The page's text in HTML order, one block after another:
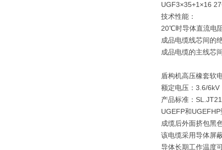
UGF3×35+1×16
技术性能：
20℃时导体直流电
成品电缆线芯间的
成品电缆的主线芯
盾构机高压橡套软
额定电压：3.6/6kV
产品标准：
UGEFP和
成缆后外面挤包黑
该电缆采用导体屏
导体长期工作温度